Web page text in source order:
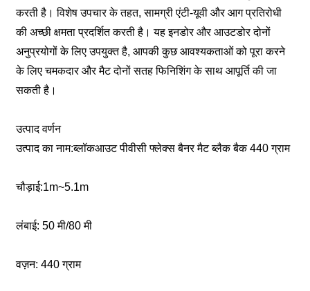
करती है। विशेष उपचार के तहत, सामग्री एंटी-यूवी और आग प्रतिरोधी
की अच्छी क्षमता प्रदर्शित करती है। यह इनडोर और आउटडोर दोनों
अनुप्रयोगों के लिए उपयुक्त है, आपकी कुछ आवश्यकताओं को पूरा करने
के लिए चमकदार और मैट दोनों सतह फिनिशिंग के साथ आपूर्ति की जा
सकती है।
उत्पाद वर्णन
उत्पाद का नाम:ब्लॉकआउट पीवीसी फ्लेक्स बैनर मैट ब्लैक बैक 440 ग्राम
चौड़ाई:1m~5.1m
लंबाई: 50 मी/80 मी
वज़न: 440 ग्राम